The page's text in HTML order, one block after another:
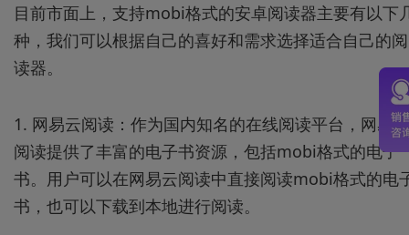
目前市面上，支持mobi格式的安卓阅读器主要有以下
种，我们可以根据自己的喜好和需求选择适合自己的阅
读器。
1. 网易云阅读：作为国内知名的在线阅读平台，网易云
阅读提供了丰富的电子书资源，包括mobi格式的电子
书。用户可以在网易云阅读中直接阅读mobi格式的电
书，也可以下载到本地进行阅读。